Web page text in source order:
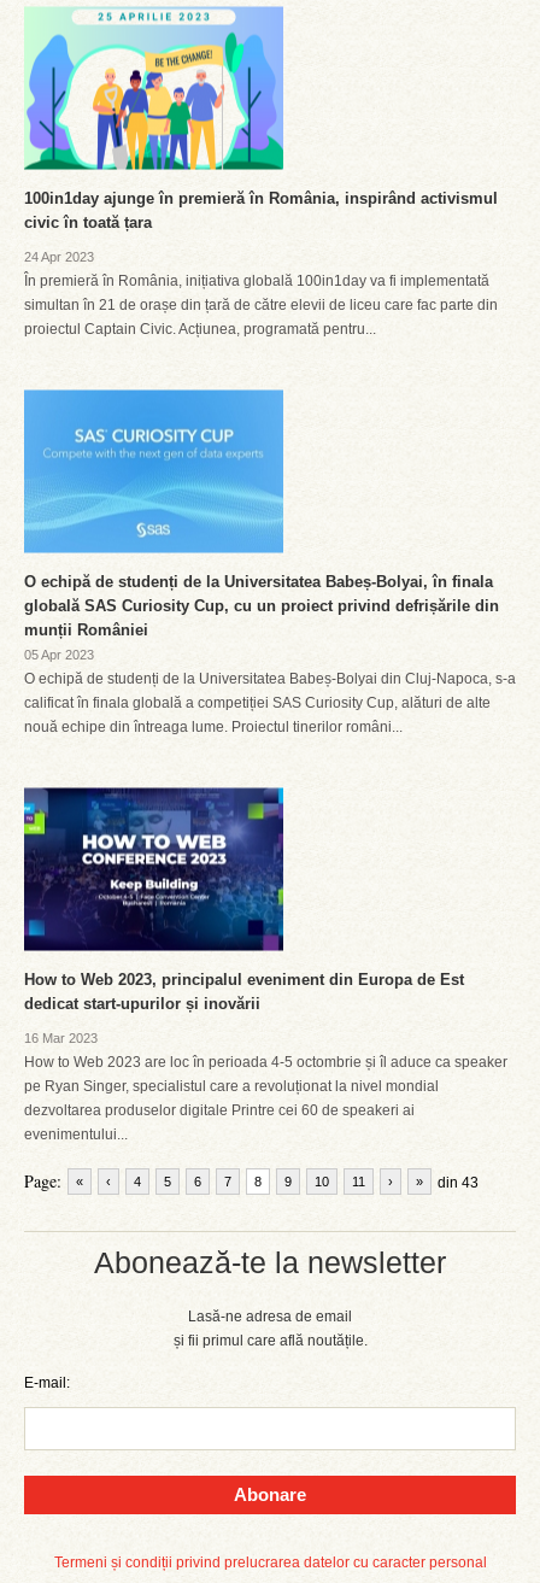
Abonează-te la newsletter
Lasă-ne adresa de email
și fii primul care află noutățile.
E-mail:
Abonare
Termeni și condiții privind prelucrarea datelor cu caracter personal
100in1day ajunge în premieră în România, inspirând activismul
civic în toată țara
24 Apr 2023
În premieră în România, inițiativa globală 100in1day va fi implementată
simultan în 21 de orașe din țară de către elevii de liceu care fac parte din
proiectul Captain Civic. Acțiunea, programată pentru...
O echipă de studenți de la Universitatea Babeș-Bolyai, în finala
globală SAS Curiosity Cup, cu un proiect privind defrișările din
munții României
05 Apr 2023
O echipă de studenți de la Universitatea Babeș-Bolyai din Cluj-Napoca, s-a
calificat în finala globală a competiției SAS Curiosity Cup, alături de alte
nouă echipe din întreaga lume. Proiectul tinerilor români...
How to Web 2023, principalul eveniment din Europa de Est
dedicat start-upurilor și inovării
16 Mar 2023
How to Web 2023 are loc în perioada 4-5 octombrie și îl aduce ca speaker
pe Ryan Singer, specialistul care a revoluționat la nivel mondial
dezvoltarea produselor digitale Printre cei 60 de speakeri ai
evenimentului...
Page: « ‹ 4 5 6 7 8 9 10 11 din 43
› »